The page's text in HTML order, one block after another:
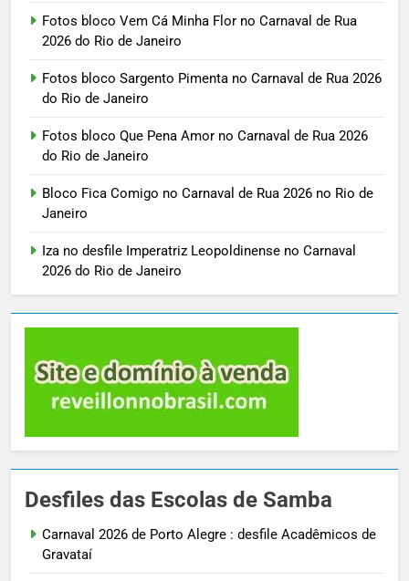
Fotos bloco Vem Cá Minha Flor no Carnaval de Rua
2026 do Rio de Janeiro
Fotos bloco Sargento Pimenta no Carnaval de Rua 2026
do Rio de Janeiro
Fotos bloco Que Pena Amor no Carnaval de Rua 2026
do Rio de Janeiro
Bloco Fica Comigo no Carnaval de Rua 2026 no Rio de
Janeiro
Iza no desfile Imperatriz Leopoldinense no Carnaval
2026 do Rio de Janeiro
Desfiles das Escolas de Samba
Carnaval 2026 de Porto Alegre : desfile Acadêmicos de
Gravataí